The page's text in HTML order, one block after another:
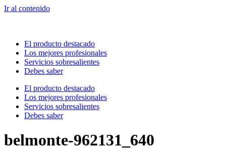
Ir al contenido
El producto destacado
Los mejores profesionales
Servicios sobresalientes
Debes saber
El producto destacado
Los mejores profesionales
Servicios sobresalientes
Debes saber
belmonte-962131_640